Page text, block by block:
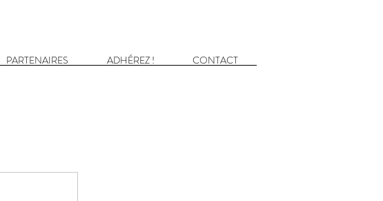
PARTENAIRES ADHÉREZ ! CONTACT